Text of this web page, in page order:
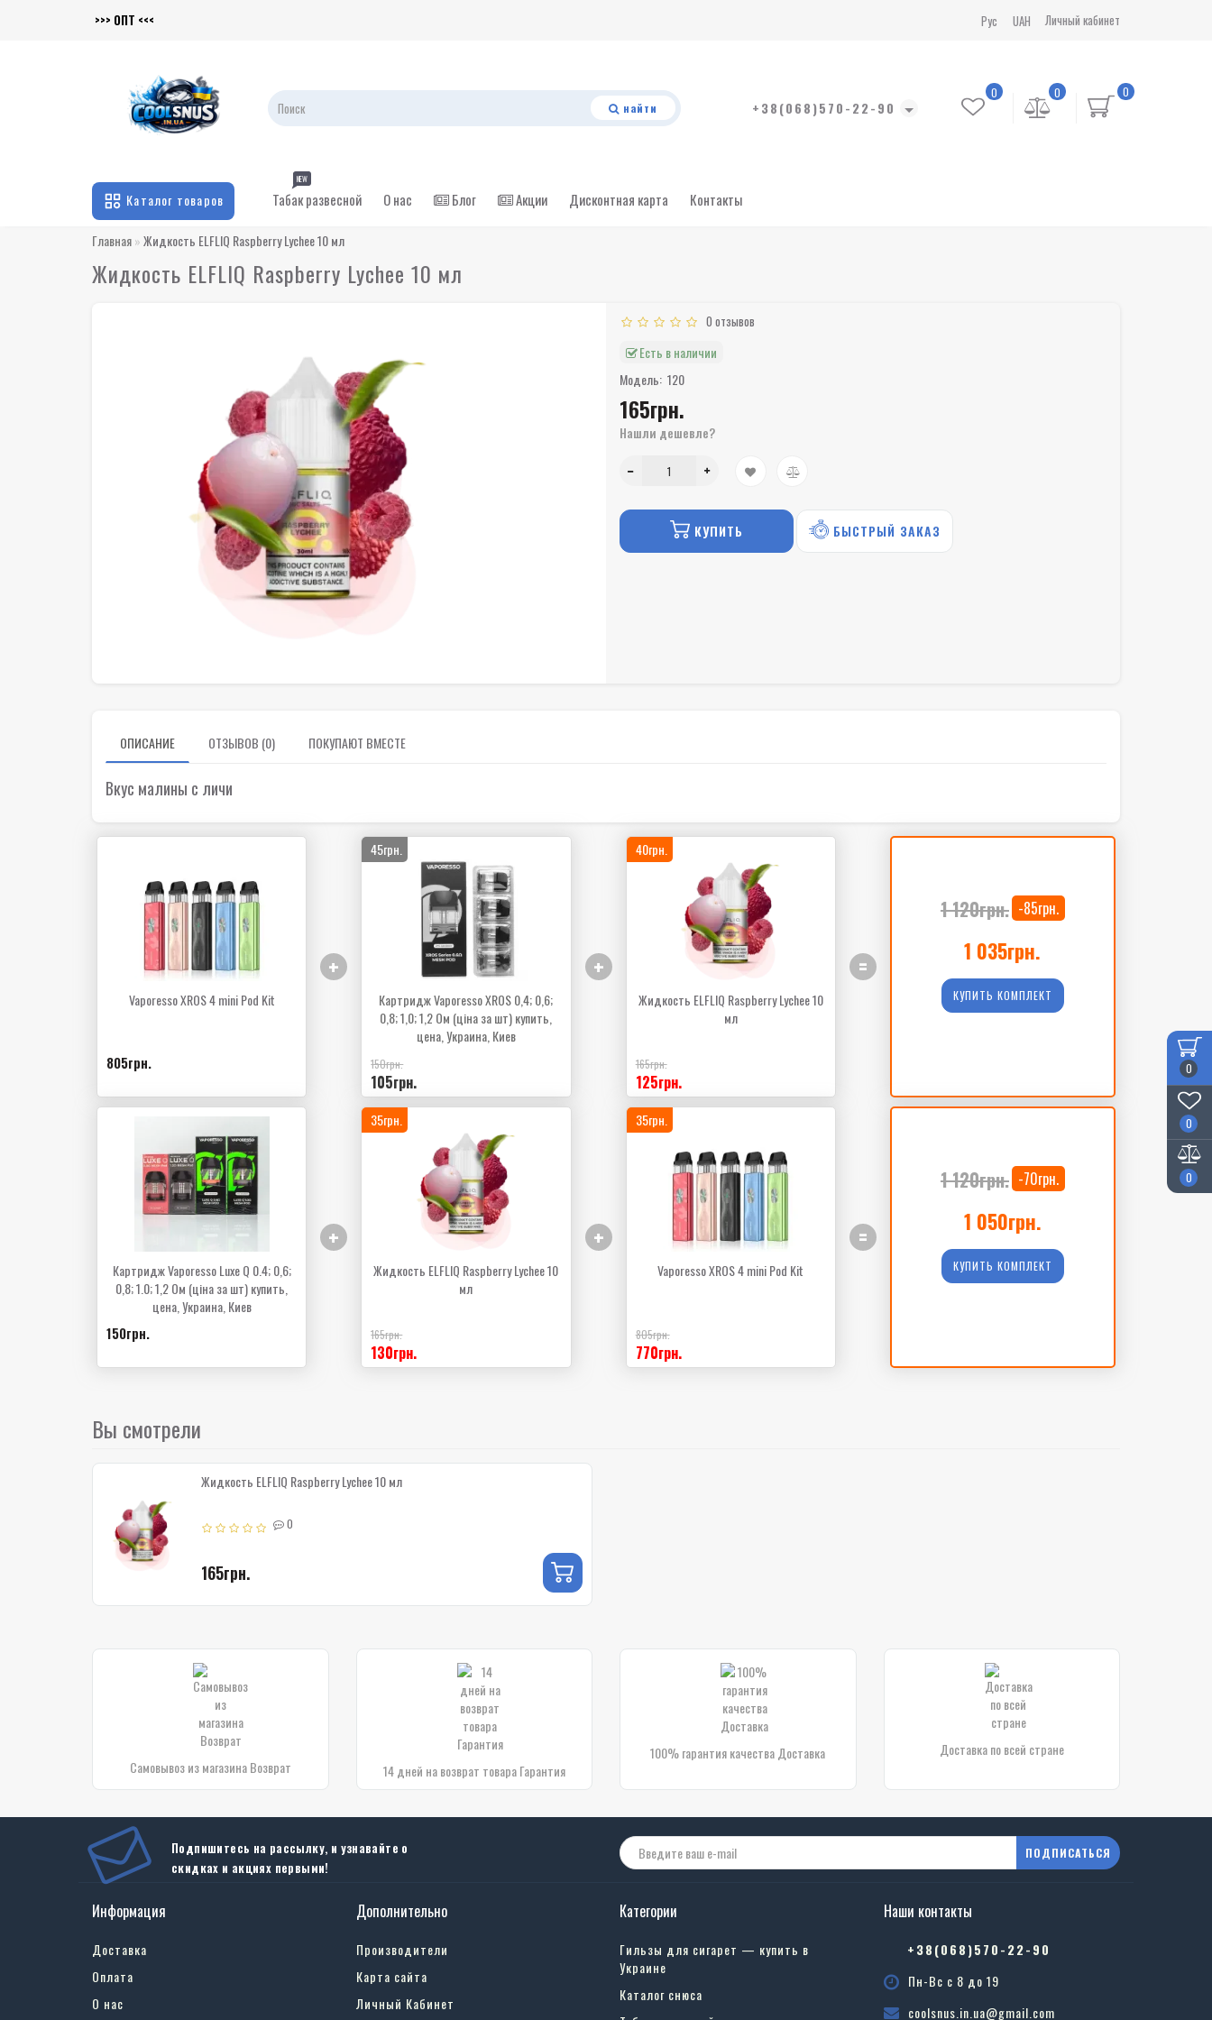
0
0
0
Личный кабинет
UAH
Рус
>>> ОПТ <<<
найти +38(068)570-22-90
0
0
0
Каталог товаров Табак развесной
NEW
О нас Блог Акции Дисконтная карта Контакты
Главная Жидкость ELFLIQ Raspberry Lychee 10 мл
Жидкость ELFLIQ Raspberry Lychee 10 мл
0 отзывов
Есть в наличии
Модель: 120
165грн.
Нашли дешевле?
КУПИТЬ БЫСТРЫЙ ЗАКАЗ
ОПИСАНИЕ ОТЗЫВОВ (0) ПОКУПАЮТ ВМЕСТЕ
Вкус малины с личи
Vaporesso XROS 4 mini Pod Kit
805грн.
+
45грн.
Картридж Vaporesso XROS 0,4; 0,6;
0,8; 1,0; 1,2 Ом (ціна за шт) купить,
цена, Украина, Киев
150грн.
105грн.
+
40грн.
Жидкость ELFLIQ Raspberry Lychee 10
мл
165грн.
125грн.
=
1 120грн. -85грн.
1 035грн.
КУПИТЬ КОМПЛЕКТ
Картридж Vaporesso Luxe Q 0.4; 0,6;
0,8; 1.0; 1,2 Ом (ціна за шт) купить,
цена, Украина, Киев
150грн.
+
35грн.
Жидкость ELFLIQ Raspberry Lychee 10
мл
165грн.
130грн.
+
35грн.
Vaporesso XROS 4 mini Pod Kit
805грн.
770грн.
=
1 120грн. -70грн.
1 050грн.
КУПИТЬ КОМПЛЕКТ
Вы смотрели
Жидкость ELFLIQ Raspberry Lychee 10 мл
0
165грн.
Самовывоз из магазина Возврат 14 дней на возврат товара Гарантия
100% гарантия качества Доставка Доставка по всей стране
Подпишитесь на рассылку, и узнавайте о
скидках и акциях первыми!
ПОДПИСАТЬСЯ
Информация
Доставка
Оплата
О нас
Дополнительно
Производители
Карта сайта
Личный Кабинет
Категории
Гильзы для сигарет — купить в
Украине
Каталог снюса
Наши контакты
+38(068)570-22-90
Пн-Вс с 8 до 19
coolsnus.in.ua@gmail.com